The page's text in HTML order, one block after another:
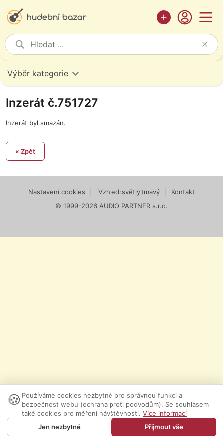
Výběr kategorie
Inzerát č.751727
Inzerát byl smazán.
« Zpět
Nastavení cookies Vzhled:světlýtmavý
Kontakt
© 1999-2026 AUDIO PARTNER s.r.o.
🍪 Používáme cookies nezbytné pro správnou funkci a
bezpečnost webu (ochrana proti podvodům). Se souhlasem
také cookies pro měření návštěvnosti. Více informací
Jen nezbytné
Přijmout vše